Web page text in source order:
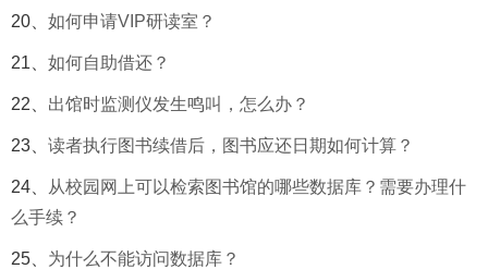
20、 如何申请VIP研读室？
21、 如何自助借还？
22、 出馆时监测仪发生鸣叫，怎么办？
23、 读者执行图书续借后，图书应还日期如何计算？
24、
从校园网上可以检索图书馆的哪些数据库？需要办理什
么手续？
25、 为什么不能访问数据库？